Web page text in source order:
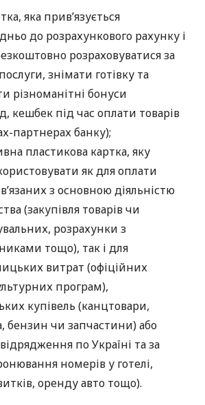
яка прив’язується
до розрахункового рахунку і
розраховуватися за
знімати готівку та
різноманітні бонуси
кешбек під час оплати товарів
партнерах банку);
пластикова картка, яку
як для оплати
з основною діяльністю
(закупівля товарів чи
розрахунки з
тощо), так і для
витрат (офіційних
програм),
купівель (канцтовари,
бензин чи запчастини) або
по Україні та за
номерів у готелі,
оренду авто тощо).